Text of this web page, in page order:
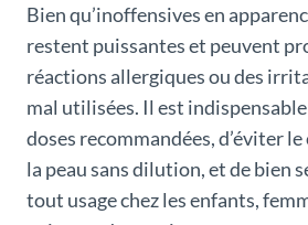
Bien qu’inoffensives en
restent puissantes et peuvent
réactions allergiques ou des
mal utilisées. Il est
doses recommandées, d’éviter
la peau sans dilution, et de bien
tout usage chez les enfants,